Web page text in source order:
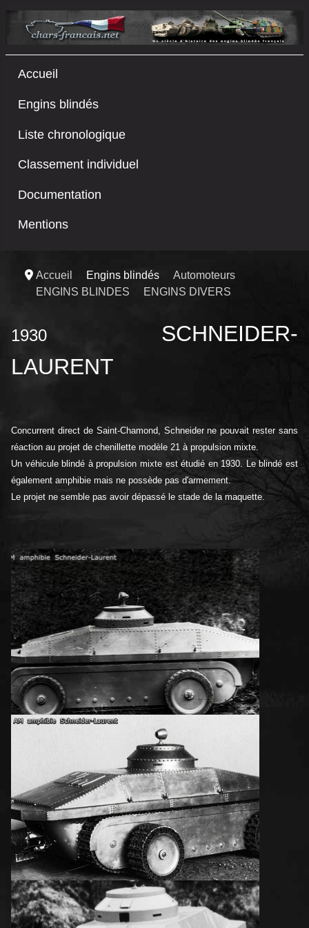
Accueil
Engins blindés
Liste chronologique
Classement individuel
Documentation
Mentions
Accueil Engins blindés
Automoteurs
ENGINS BLINDES
ENGINS DIVERS
1930
SCHNEIDER-
LAURENT
Concurrent direct de Saint-Chamond, Schneider ne pouvait rester sans
réaction au projet de chenillette modèle 21 à propulsion mixte.
Un véhicule blindé à propulsion mixte est étudié en 1930. Le blindé est
également amphibie mais ne possède pas d'armement.
Le projet ne semble pas avoir dépassé le stade de la maquette.